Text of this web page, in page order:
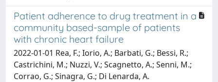
Patient adherence to drug treatment in a
community based-sample of patients
with chronic heart failure
2022-01-01 Rea, F.; Iorio, A.; Barbati, G.; Bessi, R.;
Castrichini, M.; Nuzzi, V.; Scagnetto, A.; Senni, M.;
Corrao, G.; Sinagra, G.; Di Lenarda, A.